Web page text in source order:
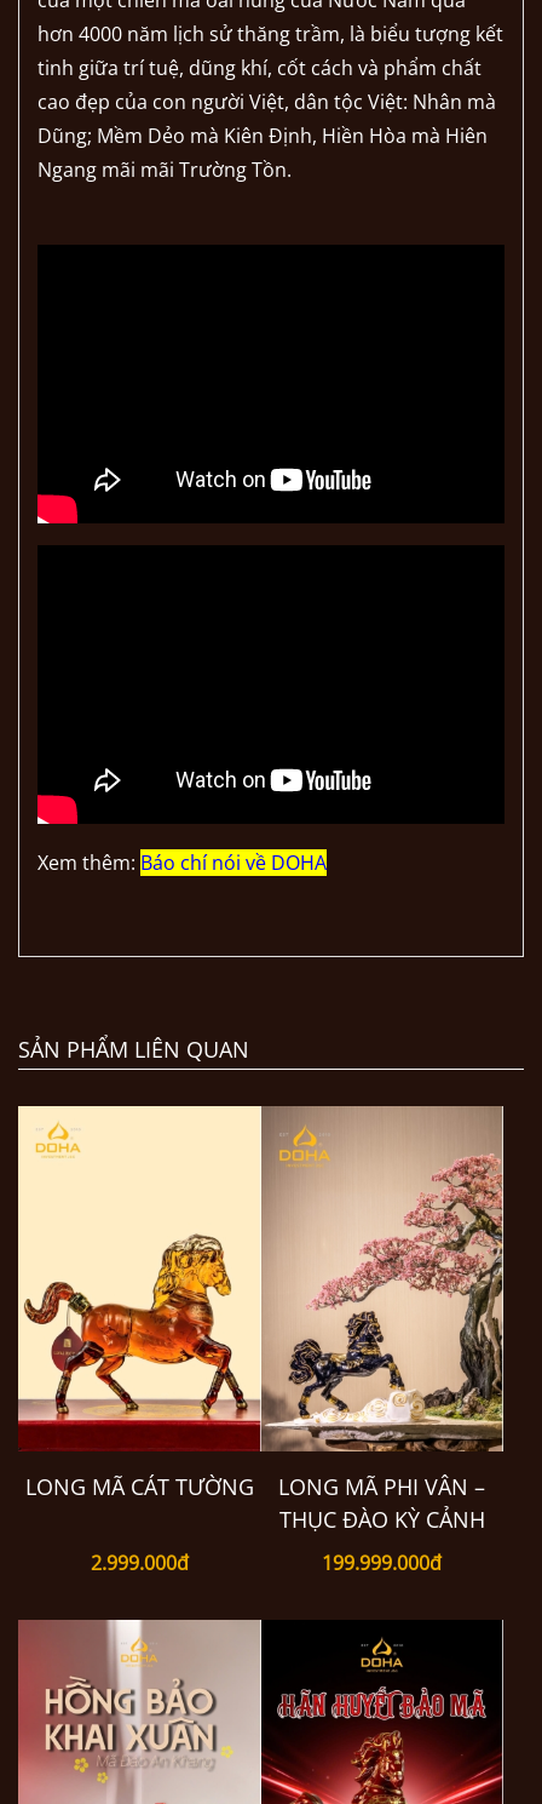
hơn 4000 năm lịch sử thăng trầm, là biểu tượng kết
tinh giữa trí tuệ, dũng khí, cốt cách và phẩm chất
cao đẹp của con người Việt, dân tộc Việt: Nhân mà
Dũng; Mềm Dẻo mà Kiên Định, Hiền Hòa mà Hiên
Ngang mãi mãi Trường Tồn.
Xem thêm: Báo chí nói về DOHA
SẢN PHẨM LIÊN QUAN
LONG MÃ CÁT TƯỜNG
2.999.000đ
LONG MÃ PHI VÂN –
THỤC ĐÀO KỲ CẢNH
199.999.000đ